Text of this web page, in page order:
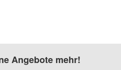
Angebote mehr!